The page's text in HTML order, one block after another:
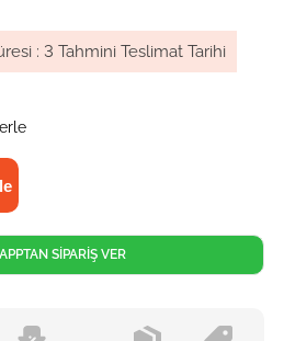
: 3 Tahmini Teslimat Tarihi
SİPARİŞ VER